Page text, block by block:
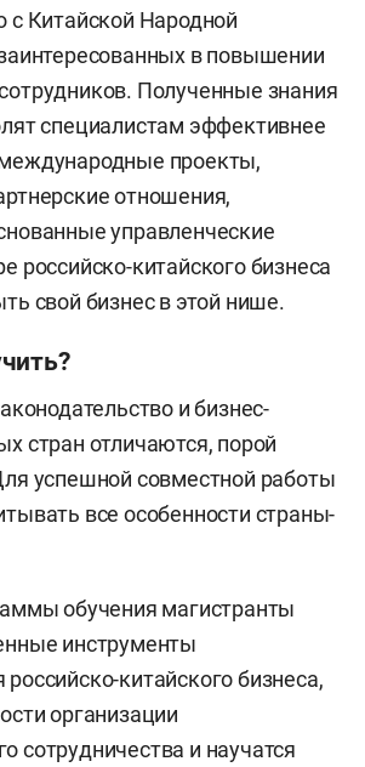
с Китайской Народной
в повышении
Полученные знания
специалистам эффективнее
проекты,
отношения,
управленческие
российско-китайского бизнеса
свой бизнес в этой нише.
и бизнес-
стран отличаются, порой
успешной совместной работы
все особенности страны-
обучения магистранты
инструменты
китайского бизнеса,
организации
сотрудничества и научатся